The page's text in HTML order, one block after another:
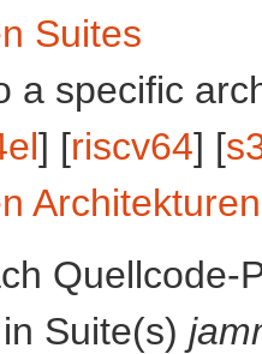
Suites
a specific
] [riscv64] [
Architekturen
Suite(s)